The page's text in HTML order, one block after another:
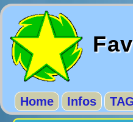
Home Infos